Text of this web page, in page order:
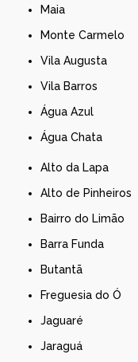
Maia
Monte Carmelo
Vila Augusta
Vila Barros
Água Azul
Água Chata
Alto da Lapa
Alto de Pinheiros
Bairro do Limão
Barra Funda
Butantã
Freguesia do Ó
Jaguaré
Jaraguá